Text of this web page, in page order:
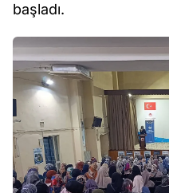
başladı.